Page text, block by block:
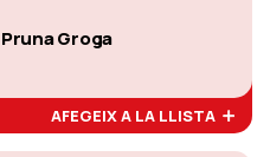
Groga
AFEGEIX A LA LLISTA